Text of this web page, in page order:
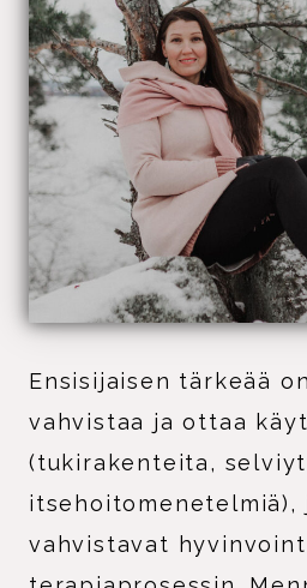
Ensisijaisen tärkeää
vahvistaa ja ottaa
(tukirakenteita,
itsehoitomenetelmiä),
vahvistavat